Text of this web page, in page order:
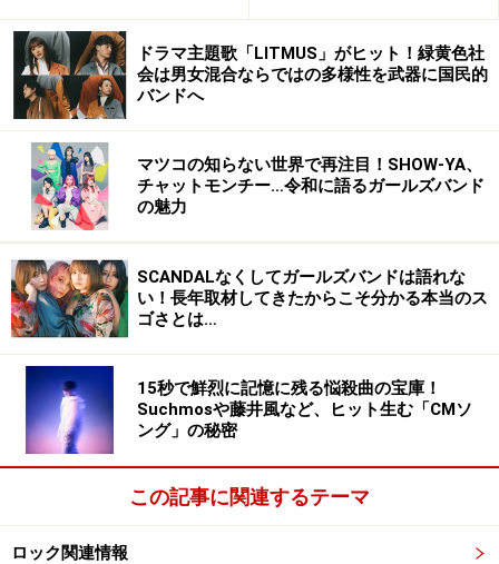
ークパンクのシーンは音楽的な反抗から生まれたものと
されているが、ピストルズは社会や政治的な反抗を武器
に、ロンドンのパンクシーンをリードしていった。
その存在はとにかく過激だった。政治や社会、ときには
王室までを対象に攻撃した歌詞はその代表だが、それ以
外にもあらゆる面で反抗に満ちていた。短く、シンプル
を極めた構成の楽曲は、当時流行っていたプログレッシ
ブロックなどの華美で冗長な音楽への反抗だろうし、ロ
ックといえばロングヘアという風潮への反抗が、短く切
り詰めてツンと立たせたヘアスタイルだ。トレードマー
クの安全ピンも当時のファッションに対する反抗と言え
るだろう。とにかく、世の中のあらゆるものに対する反
抗し、攻撃的な姿勢を持っていたのがピストルズだっ
た。
EMIからはその後すぐに契約を破棄されたし、その後も
ドラマ主題歌「LITMUS」がヒット！緑黄色社
会は男女混合ならではの多様性を武器に国民的
バンドへ
マツコの知らない世界で再注目！SHOW-YA、
チャットモンチー…令和に語るガールズバンド
の魅力
SCANDALなくしてガールズバンドは語れな
い！長年取材してきたからこそ分かる本当のス
ゴさとは…
15秒で鮮烈に記憶に残る悩殺曲の宝庫！
Suchmosや藤井風など、ヒット生む「CMソ
ング」の秘密
この記事に関連するテーマ
ロック関連情報